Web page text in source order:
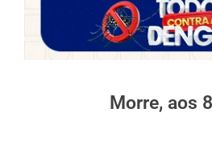
Morre, aos